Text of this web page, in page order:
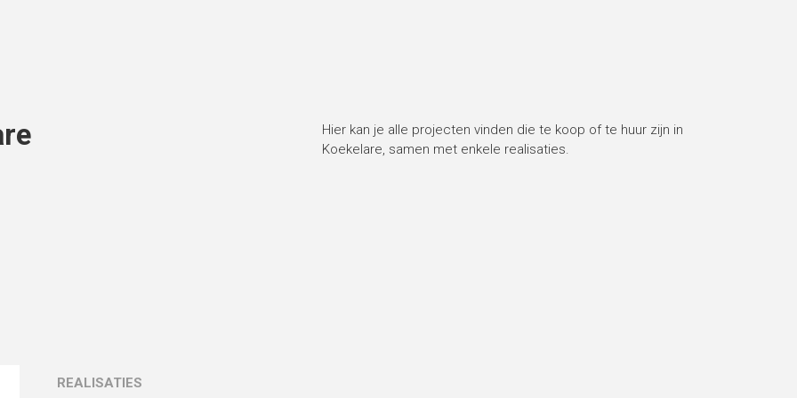
Hier kan je alle projecten vinden die te koop of te huur zijn in
Koekelare, samen met enkele realisaties.
REALISATIES